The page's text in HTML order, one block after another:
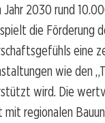
2030 rund
die Förderung
eine
wie den
wird. Die
mit regionalen